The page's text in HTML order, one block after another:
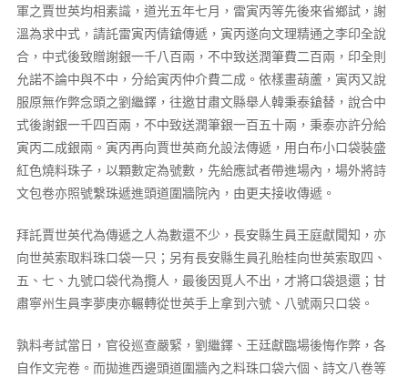
軍之賈世英均相素識，道光五年七月，雷寅丙等先後來省鄉試，謝
溫為求中式，請託雷寅丙倩鎗傳遞，寅丙遂向文理精通之李印全說
合，中式後致贈謝銀一千八百兩，不中致送潤筆費二百兩，印全則
允諾不論中與不中，分給寅丙仲介費二成。依樣畫葫蘆，寅丙又說
服原無作弊念頭之劉繼鐸，往邀甘肅文縣舉人韓秉泰鎗替，說合中
式後謝銀一千四百兩，不中致送潤筆銀一百五十兩，秉泰亦許分給
寅丙二成銀兩。寅丙再向賈世英商允設法傳遞，用白布小口袋裝盛
紅色燒料珠子，以顆數定為號數，先給應試者帶進場內，場外將詩
文包卷亦照號繫珠遞進頭道圍牆院內，由更夫接收傳遞。
拜託賈世英代為傳遞之人為數還不少，長安縣生員王庭獻聞知，亦
向世英索取料珠口袋一只；另有長安縣生員孔貽桂向世英索取四、
五、七、九號口袋代為攬人，最後因覓人不出，才將口袋退還；甘
肅寧州生員李夢庚亦輾轉從世英手上拿到六號、八號兩只口袋。
孰料考試當日，官役巡查嚴緊，劉繼鐸、王廷獻臨場後悔作弊，各
自作文完卷。而拋進西邊頭道圍牆內之料珠口袋六個、詩文八卷等